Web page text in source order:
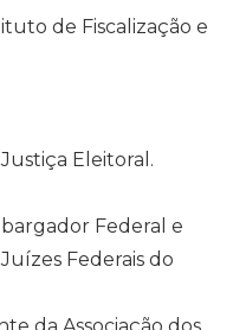
de Fiscalização e
Eleitoral.
Federal e
Federais do